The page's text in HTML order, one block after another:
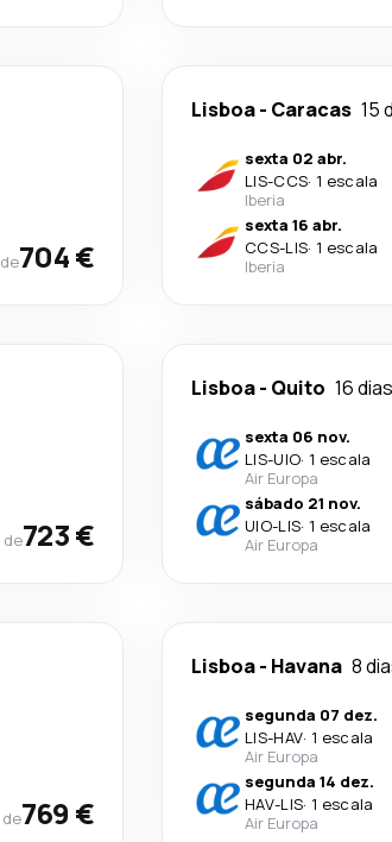
de704 €
Lisboa- Caracas 15
sexta 02 abr.
LIS-CCS· 1 escala
Iberia
sexta 16 abr.
CCS-LIS· 1 escala
Iberia
de723 €
Lisboa- Quito 16 dias
sexta 06 nov.
LIS-UIO· 1 escala
Air Europa
sábado 21 nov.
UIO-LIS· 1 escala
Air Europa
de769 €
Lisboa- Havana 8
segunda 07 dez.
LIS-HAV· 1 escala
Air Europa
segunda 14 dez.
HAV-LIS· 1 escala
Air Europa